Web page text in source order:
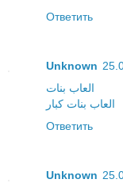
Ответить
Unknown
العاب بنات
العاب بنات كبار
Ответить
Unknown